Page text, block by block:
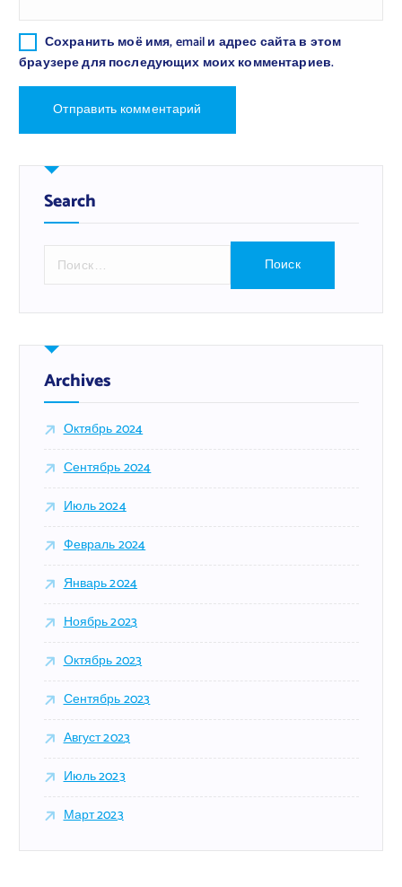
Сохранить моё имя, email и адрес сайта в этом
браузере для последующих моих комментариев.
Search
т
:
Archives
Октябрь 2024
Сентябрь 2024
Июль 2024
Февраль 2024
Январь 2024
Ноябрь 2023
Октябрь 2023
Сентябрь 2023
Август 2023
Июль 2023
Март 2023